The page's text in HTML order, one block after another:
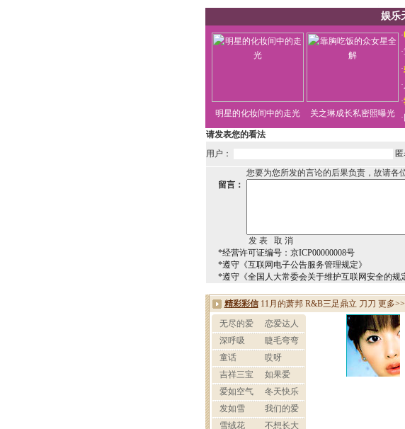
娱乐
明星的化妆间中的走光 关之琳成长私密照曝光
·
·
·
·
·
·
请发表您的看法
用户：
您要为您所发的言论的后果负责，故请各
留言：
*经营许可证编号：京ICP00000008号
*遵守《互联网电子公告服务管理规定》
*遵守《全国人大常委会关于维护互联网安全的规